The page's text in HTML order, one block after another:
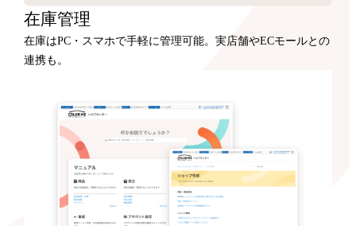
在庫管理
在庫はPC・スマホで手軽に管理可能。実店舗やECモールとの
連携も。